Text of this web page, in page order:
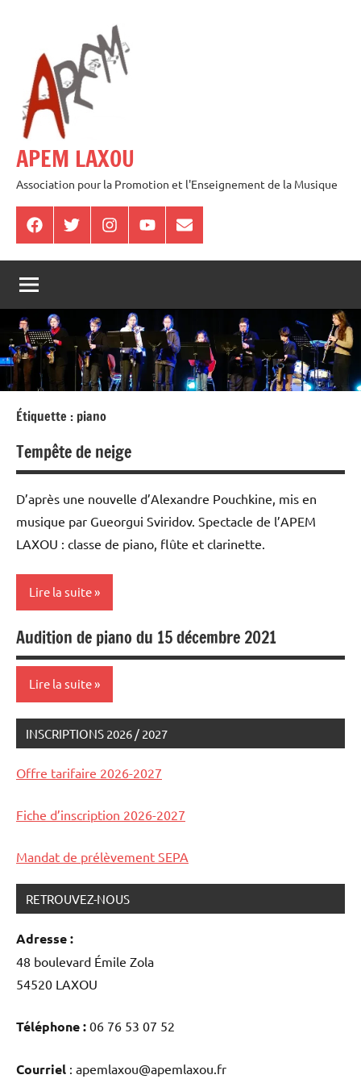
contenu
APEM LAXOU
Association pour la Promotion et l'Enseignement de la Musique
FacebookTwitterInstagramYoutube
E-
mail
Étiquette : piano
Tempête de neige
D’après une nouvelle d’Alexandre Pouchkine, mis en
musique par Gueorgui Sviridov. Spectacle de l’APEM
LAXOU : classe de piano, flûte et clarinette.
Lire la suite
auditions
et
concerts
Audition de piano du 15 décembre 2021
Lire la suite
auditions
et
concerts
INSCRIPTIONS 2026 / 2027
Offre tarifaire 2026-2027
Fiche d’inscription 2026-2027
Mandat de prélèvement SEPA
RETROUVEZ-NOUS
Adresse :
48 boulevard Émile Zola
54520 LAXOU
Téléphone : 06 76 53 07 52
Courriel : apemlaxou@apemlaxou.fr